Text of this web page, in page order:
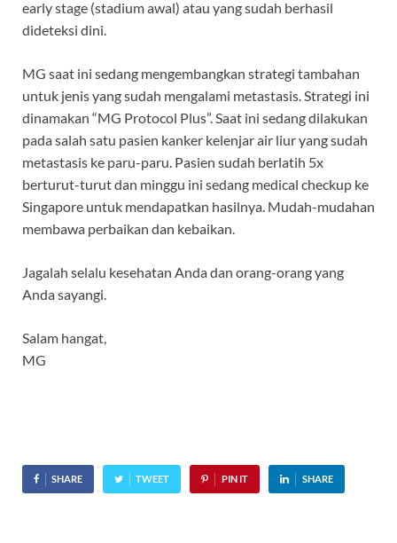
early stage (stadium awal) atau yang sudah berhasil
dideteksi dini.
MG saat ini sedang mengembangkan strategi tambahan
untuk jenis yang sudah mengalami metastasis. Strategi ini
dinamakan “MG Protocol Plus”. Saat ini sedang dilakukan
pada salah satu pasien kanker kelenjar air liur yang sudah
metastasis ke paru-paru. Pasien sudah berlatih 5x
berturut-turut dan minggu ini sedang medical checkup ke
Singapore untuk mendapatkan hasilnya. Mudah-mudahan
membawa perbaikan dan kebaikan.
Jagalah selalu kesehatan Anda dan orang-orang yang
Anda sayangi.
Salam hangat,
MG
SHARE TWEET PIN IT SHARE